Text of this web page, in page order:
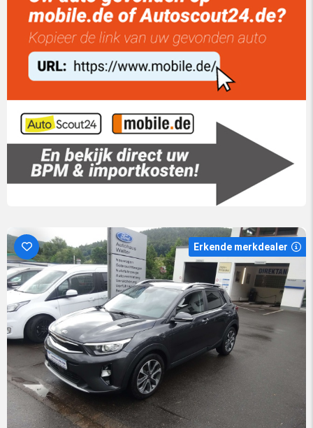
Erkende merkdealer